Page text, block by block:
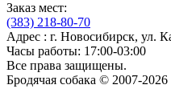
Заказ мест:
(383) 218-80-70
Адрес : г. Новосибирск, ул.
Часы работы: 17:00-03:00
Все права защищены.
Бродячая собака © 2007-2026